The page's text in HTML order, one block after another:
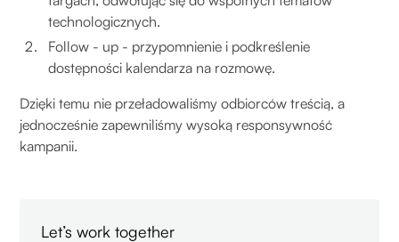
technologicznych.
Follow - up - przypomnienie i podkreślenie
dostępności kalendarza na rozmowę.
Dzięki temu nie przeładowaliśmy odbiorców treścią, a
jednocześnie zapewniliśmy wysoką responsywność
kampanii.
Let’s work together